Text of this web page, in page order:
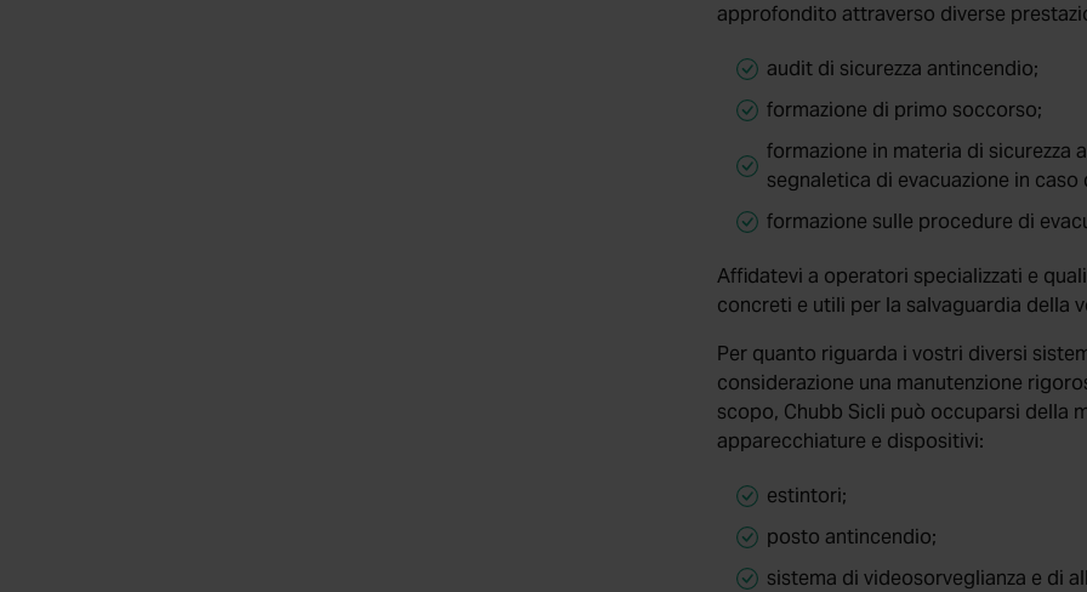
approfondito attraverso diverse
audit di sicurezza antincendio;
formazione di primo soccorso;
formazione in materia di sicurezza
segnaletica di evacuazione in caso
formazione sulle procedure di
Affidatevi a operatori specializzati e
concreti e utili per la salvaguardia della
Per quanto riguarda i vostri diversi
considerazione una manutenzione
scopo, Chubb Sicli può occuparsi della
apparecchiature e dispositivi:
estintori;
posto antincendio;
sistema di videosorveglianza e di